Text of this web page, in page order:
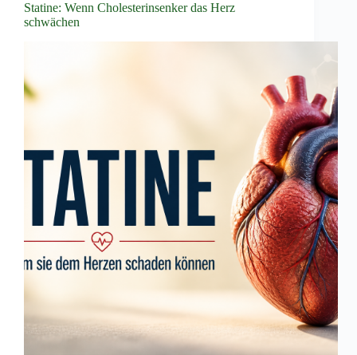
Statine: Wenn Cholesterinsenker das Herz
schwächen